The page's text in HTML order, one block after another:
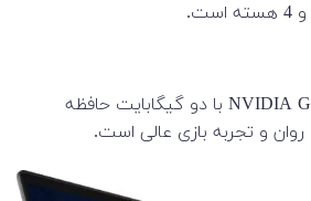
گرافیک NVIDIA GeForce MX130 با دو گیگابایت حافظه
و تجربه بازی عالی است.